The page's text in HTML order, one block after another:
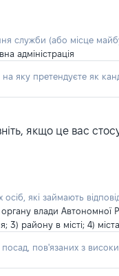
служби (або місце
адміністрація
яку претендуєте як
якщо це вас
які займають
влади Автономної
3) району в місті; 4)
пов'язаних з